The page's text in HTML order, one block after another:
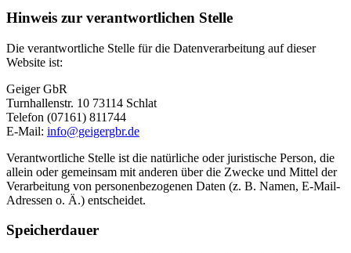
Hinweis zur verantwortlichen Stelle
Die verantwortliche Stelle für die Datenverarbeitung auf dieser
Website ist:
Geiger GbR
Turnhallenstr. 10 73114 Schlat
Telefon (07161) 811744
E-Mail: info@geigergbr.de
Verantwortliche Stelle ist die natürliche oder juristische Person, die
allein oder gemeinsam mit anderen über die Zwecke und Mittel der
Verarbeitung von personenbezogenen Daten (z. B. Namen, E-Mail-
Adressen o. Ä.) entscheidet.
Speicherdauer